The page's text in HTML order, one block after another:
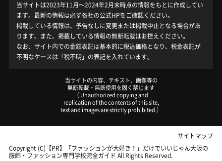
当サイトは2023年11月～2024年2月末時点の情報をもとに作成してい
ます。最新の情報は必ず各社の公式HPをご確認ください。
掲載している情報は、予告なしに変更または掲載中止となる場合があ
ります。また、掲載している情報の無断転載はお控えください。
なお、サイト内での金額表記は基本的に税込価格となり、税金表記が
不明なケースは「税不明」の表記を入れています。
当サイトの内容、テキスト、画像等の
無断転載・無断使用を固く禁じます
（ Unauthorized copying and
replication of the contents of this site,
text and images are strictly prohibited.）
サイトマップ
Copyright (C)【PR】
「ファッションが大好き！」だけでいいじゃん大阪の
服飾・ファッション専門学校完全ガイド All Rights Reserved.